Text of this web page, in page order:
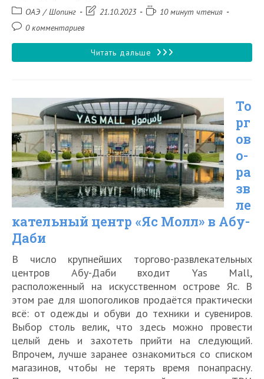
Рубрика
записи:
ОАЭ / Шопинг
Запись21.10.2023
Время10 минут чтения
Комментарии
0 комментариев
Читать дальше 10
центров
Абу-
Даби
в
2026
году
То
рг
ов
о-
ра
зв
ле
кательный центр «Яс Молл» в Абу-
Даби
В число крупнейших торгово-развлекательных
центров Абу-Даби входит Yas Mall,
расположенный на искусственном острове Яс. В
этом рае для шопоголиков продаётся практически
всё: от одежды и обуви до техники и сувениров.
Выбор столь велик, что здесь можно провести
целый день и захотеть прийти на следующий.
Впрочем, лучше заранее ознакомиться со списком
магазинов, чтобы не терять время понапрасну.